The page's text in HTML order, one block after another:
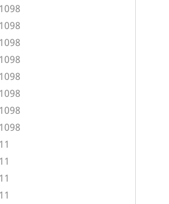
1098
1098
1098
1098
1098
1098
1098
1098
11
11
11
11